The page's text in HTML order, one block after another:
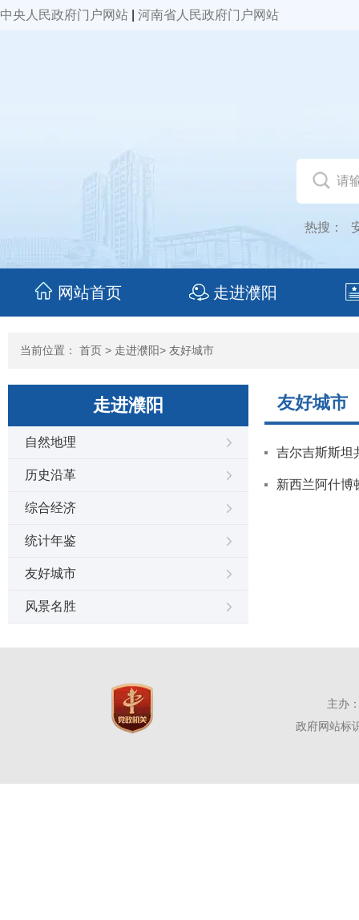
中央人民政府门户网站 河南省人民政府门户网站
热搜：
网站首页 走进濮阳
当前位置： 首页 > 走进濮阳> 友好城市
走进濮阳
自然地理
历史沿革
综合经济
统计年鉴
友好城市
风景名胜
友好城市
吉尔吉斯斯坦
新西兰阿什博
主办
政府网站标